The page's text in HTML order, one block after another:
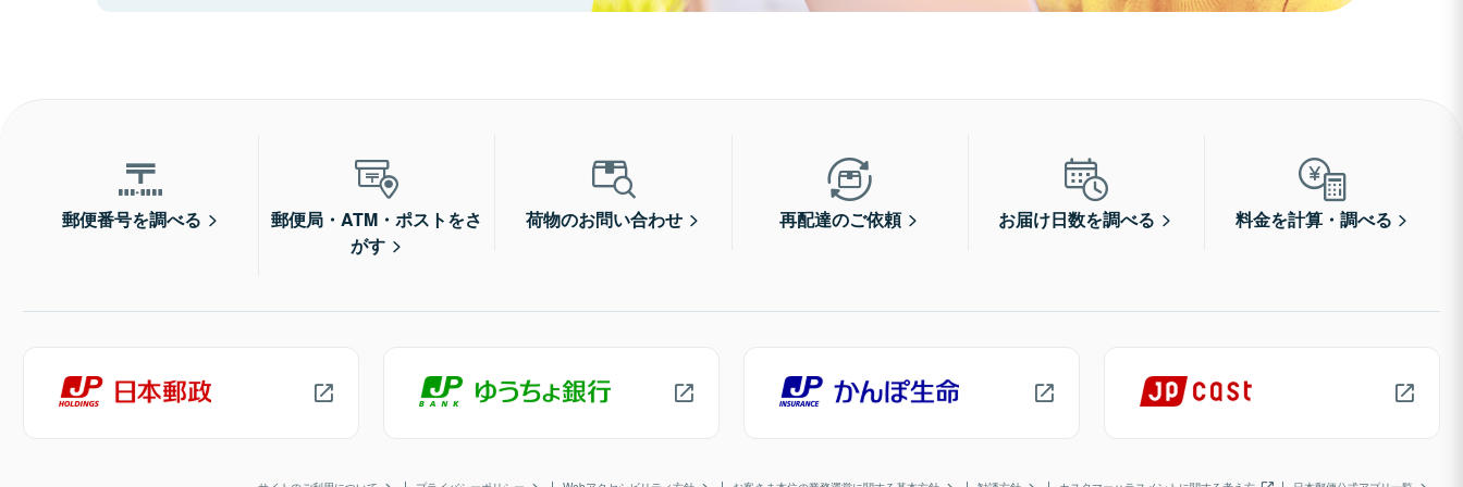
郵便番号を調べる
郵便局・ATM・ポストをさ
がす
荷物のお問い合わせ 再配達のご依頼 お届け日数を調べる 料金を計算・調べる